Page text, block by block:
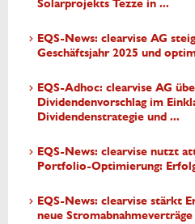
Solarprojekts Tezze in ...
EQS-News: clearvise AG
Geschäftsjahr 2025 und
EQS-Adhoc: clearvise AG
Dividendenvorschlag im
Dividendenstrategie und ...
EQS-News: clearvise nutzt
Portfolio-Optimierung:
EQS-News: clearvise stärkt
neue